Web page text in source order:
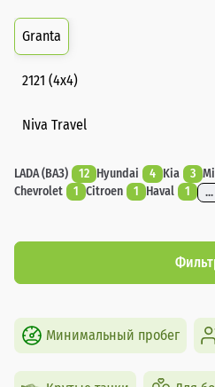
Granta
2121 (4x4)
Niva Travel
LADA (ВАЗ) 12 Hyundai 4 Kia 3
Chevrolet
1 Citroen 1 Haval 1 ...
Минимальный пробег